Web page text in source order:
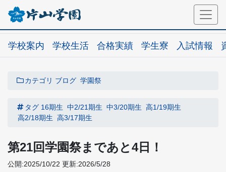
学校案内 学校生活 合格実績 学生寮 入試情報
カテゴリ ブログ 学園祭
タグ 16期生 中2/21期生 中3/20期生 高1/19期生
高2/18期生 高3/17期生
第21回学園祭まであと4日！
公開:2025/10/22 更新:2026/5/28